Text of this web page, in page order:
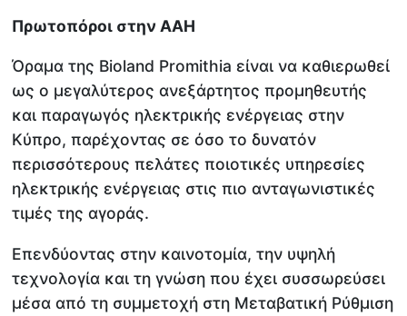
Πρωτοπόροι στην ΑΑΗ
Όραμα της Bioland Promithia είναι να καθιερωθεί
ως ο μεγαλύτερος ανεξάρτητος προμηθευτής
και παραγωγός ηλεκτρικής ενέργειας στην
Κύπρο, παρέχοντας σε όσο το δυνατόν
περισσότερους πελάτες ποιοτικές υπηρεσίες
ηλεκτρικής ενέργειας στις πιο ανταγωνιστικές
τιμές της αγοράς.
Επενδύοντας στην καινοτομία, την υψηλή
τεχνολογία και τη γνώση που έχει συσσωρεύσει
μέσα από τη συμμετοχή στη Μεταβατική Ρύθμιση